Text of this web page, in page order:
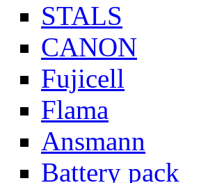
STALS
CANON
Fujicell
Flama
Ansmann
Battery pack